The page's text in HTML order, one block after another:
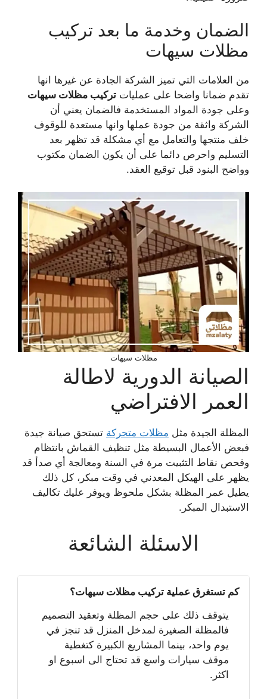
الضمان وخدمة ما بعد تركيب
مظلات سيهات
من العلامات التي تميز الشركة الجادة عن غيرها انها
تقدم ضمانا واضحا على عمليات تركيب مظلات سيهات
وعلى جودة المواد المستخدمة فالضمان يعني أن
الشركة واثقة من جودة عملها وانها مستعدة للوقوف
خلف منتجها والتعامل مع أي مشكلة قد تظهر بعد
التسليم واحرص دائما على أن يكون الضمان مكتوب
وواضح البنود قبل توقيع العقد.
مظلات سيهات
الصيانة الدورية لاطالة
العمر الافتراضي
المظلة الجيدة مثل مظلات متحركة تستحق صيانة جيدة
فبعض الأعمال البسيطة مثل تنظيف القماش بانتظام
وفحص نقاط التثبيت مرة في السنة ومعالجة أي صدأ قد
يظهر على الهيكل المعدني في وقت مبكر، كل ذلك
يطيل عمر المظلة بشكل ملحوظ ويوفر عليك تكاليف
الاستبدال المبكر.
الاسئلة الشائعة
كم تستغرق عملية تركيب مظلات سيهات؟
يتوقف ذلك على حجم المظلة وتعقيد التصميم
فالمظلة الصغيرة لمدخل المنزل قد تنجز في
يوم واحد، بينما المشاريع الكبيرة كتغطية
موقف سيارات واسع قد تحتاج الى اسبوع او
اكثر.